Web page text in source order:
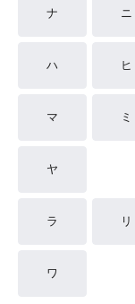
ナ ニ
ハ ヒ
マ ミ
ヤ
ラ リ
ワ